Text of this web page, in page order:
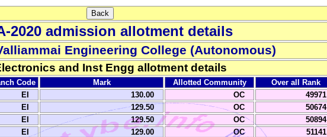
2020 admission allotment details
Engineering College (Autonomous)
and Inst Engg allotment details
Code Mark Allotted Community
Over all Rank
EI 130.00 OC
49971
EI 129.50 OC
50674
EI 129.50 OC
50894
EI 129.00 OC
51141